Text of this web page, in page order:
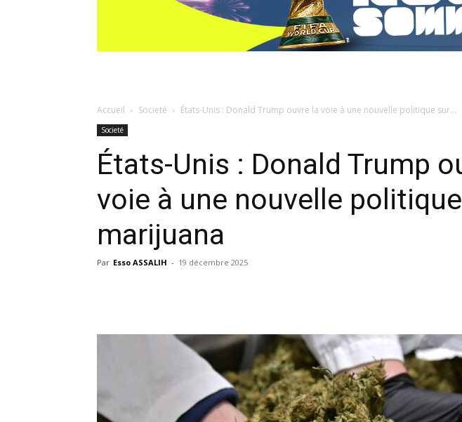
Accueil Societé États-Unis : Donald Trump ouvre la voie à une nouvelle politique sur...
Societé
États-Unis : Donald Trump
voie à une nouvelle
marijuana
Par Esso ASSALIH - 19 décembre 2025